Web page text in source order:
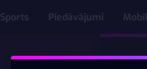
Sports Piedāvājumi